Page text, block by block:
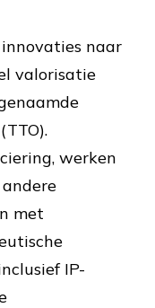
naar
valorisatie
werken
met
IP-